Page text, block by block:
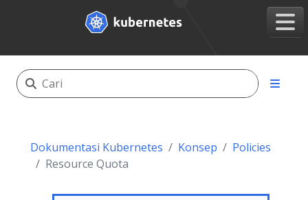
Dokumentasi Kubernetes Konsep
Policies
Resource Quota